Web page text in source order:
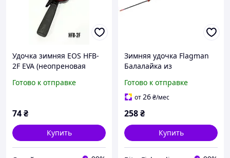
Удочка зимняя EOS HFB-
2F EVA (неопреновая
рыбалки на льду
Готово к отправке
74₴
Купить
Зимняя удочка Flagman
Балалайка из
красный
Готово к отправке
от26₴/мес
258₴
Купить